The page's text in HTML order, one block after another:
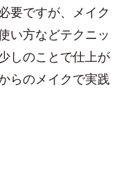
要ですが、メイク
い方などテクニッ
しのことで仕上が
らのメイクで実践